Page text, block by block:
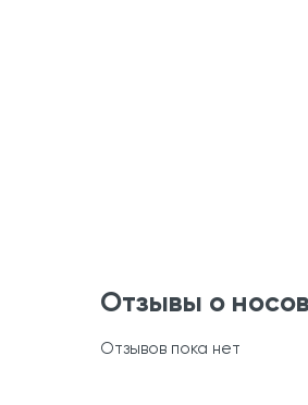
Отзывы о
Отзывов пока нет